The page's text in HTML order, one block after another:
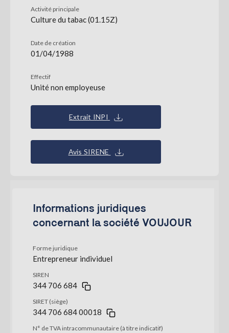
Activité principale
Culture du tabac (01.15Z)
Date de création
01/04/1988
Effectif
Unité non employeuse
Extrait INPI
Avis SIRENE
Informations juridiques
concernant la société VOUJOUR
Forme juridique
Entrepreneur individuel
SIREN
344 706 684
SIRET (siège)
344 706 684 00018
N° de TVA intracommunautaire (à titre indicatif)